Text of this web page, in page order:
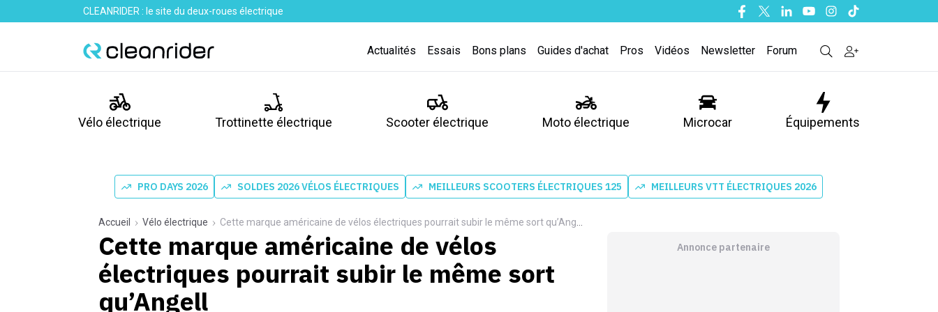
CLEANRIDER : le site du deux-roues électrique Facebook
TwitterLinkedinYoutubeInstagram
Tiktok
Actualités Essais Bons plans Guides d'achat Pros Vidéos Newsletter Forum
Vélo électrique Trottinette électrique Scooter électrique Moto électrique Microcar Équipements
PRO DAYS 2026 SOLDES 2026 VÉLOS ÉLECTRIQUES MEILLEURS SCOOTERS ÉLECTRIQUES 125 MEILLEURS VTT ÉLECTRIQUES 2026
Accueil Vélo électrique Cette marque américaine de vélos électriques pourrait subir le même sort qu’Angell
Cette marque américaine de vélos
électriques pourrait subir le même sort
qu’Angell
Annonce partenaire